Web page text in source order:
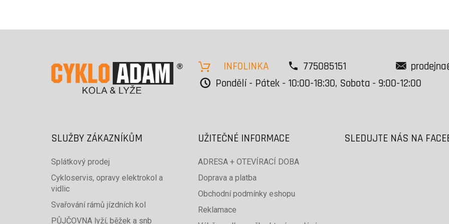
INFOLINKA 775085151
Pondělí - Pátek - 10:00-18:30, Sobota - 9:00-12:00
SLUŽBY ZÁKAZNÍKŮM
Splátkový prodej
Cykloservis, opravy elektrokol a
vidlic
Svařování rámů jízdních kol
PŮJČOVNA lyží, běžek a snb
UŽITEČNÉ INFORMACE
ADRESA + OTEVÍRACÍ DOBA
Doprava a platba
Obchodní podmínky eshopu
Reklamace
SLEDUJTE NÁS NA